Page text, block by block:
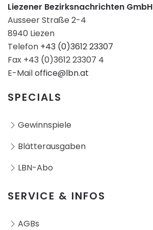
Liezener Bezirksnachrichten GmbH
Ausseer Straße 2-4
8940 Liezen
Telefon +43 (0)3612 23307
Fax +43 (0)3612 23307 4
E-Mailoffice@lbn.at
SPECIALS
Gewinnspiele
Blätterausgaben
LBN-Abo
SERVICE & INFOS
AGBs